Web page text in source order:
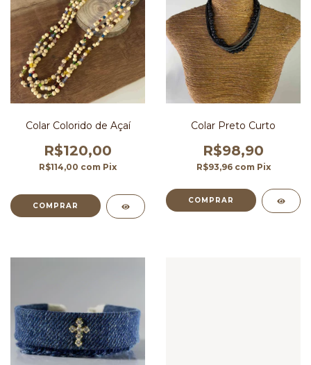
Colar Colorido de Açaí
R$120,00
R$114,00 com Pix
Colar Preto Curto
R$98,90
R$93,96 com Pix